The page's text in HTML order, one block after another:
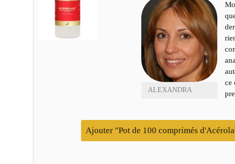
ALEXANDRA
ce
Ajouter "Pot de 100 comprimés